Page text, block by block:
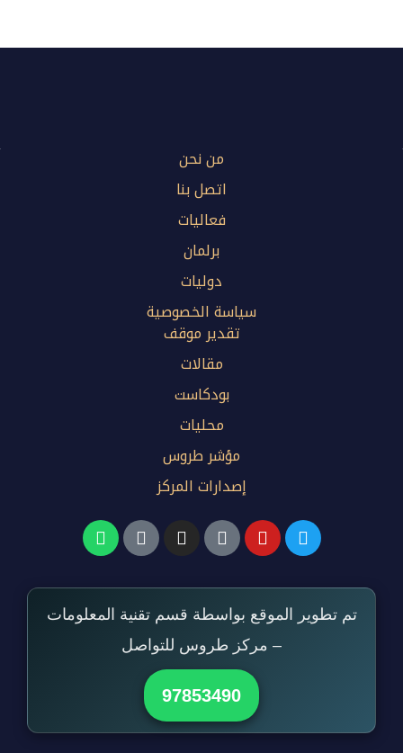
من نحن
اتصل بنا
فعاليات
برلمان
دوليات
سياسة الخصوصية
تقدير موقف
مقالات
بودكاست
محليات
مؤشر طروس
إصدارات المركز
تم تطوير الموقع بواسطة قسم تقنية المعلومات
– مركز طروس للتواصل
97853490